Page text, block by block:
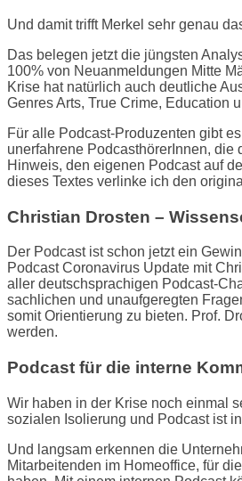
Und damit trifft Merkel sehr genau
Das belegen jetzt die jüngsten
100% von Neuanmeldungen Mitte
Krise hat natürlich auch deutliche
Genres Arts, True Crime, Education
Für alle Podcast-Produzenten gibt
unerfahrene PodcasthörerInnen,
Hinweis, den eigenen Podcast auf
dieses Textes verlinke ich den
Christian Drosten –
Der Podcast ist schon jetzt ein
Podcast Coronavirus Update mit
aller deutschsprachigen Podcast-
sachlichen und unaufgeregten
somit Orientierung zu bieten. Prof.
werden.
Podcast für die interne
Wir haben in der Krise noch einmal
sozialen Isolierung und Podcast ist
Und langsam erkennen die
Mitarbeitenden im Homeoffice, für